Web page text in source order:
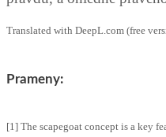
Translated with DeepL.com (free
Prameny:
[1] The scapegoat concept is a key